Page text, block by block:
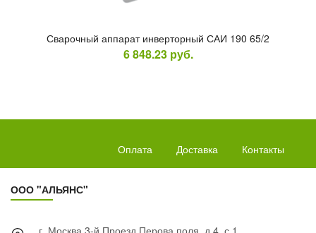
Сва­роч­ный ап­па­рат ин­вертор­ный САИ 190 65/2
6 848.23 руб.
Оплата Доставка Контакты
ООО "АЛЬЯНС"
г. Москва 3-й Проезд Перова поля, д.4, с.1